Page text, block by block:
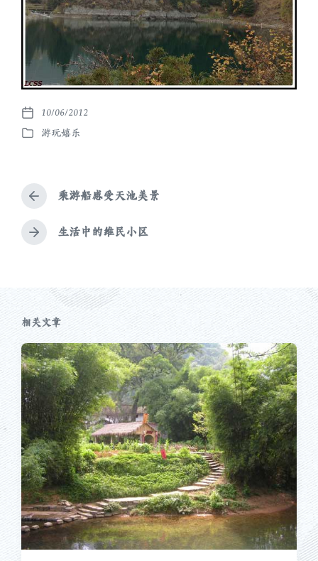
发
布
10/06/2012
发
游玩嬉乐
上
篇
文
章
乘游船感受天池美景
下
生活中的维民小区
相关文章